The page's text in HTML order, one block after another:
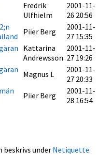
Fredrik
Ulfhielm
2001-11-
26 20:56
Piier Berg
2001-11-
27 15:35
Kattarina
Andrewsson
2001-11-
27 19:26
Magnus L
2001-11-
27 20:33
Piier Berg
2001-11-
28 16:54
beskrivs under Netiquette.